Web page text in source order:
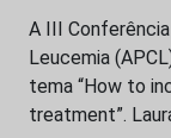
A III
Leucemia
tema “How to
treatment”.